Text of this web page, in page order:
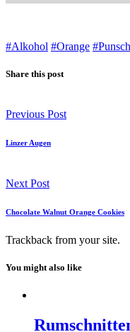
#Alkohol #Orange #Punsch
Share this post
Previous Post
Linzer Augen
Next Post
Chocolate Walnut Orange Cookies
Trackback from your site.
You might also like